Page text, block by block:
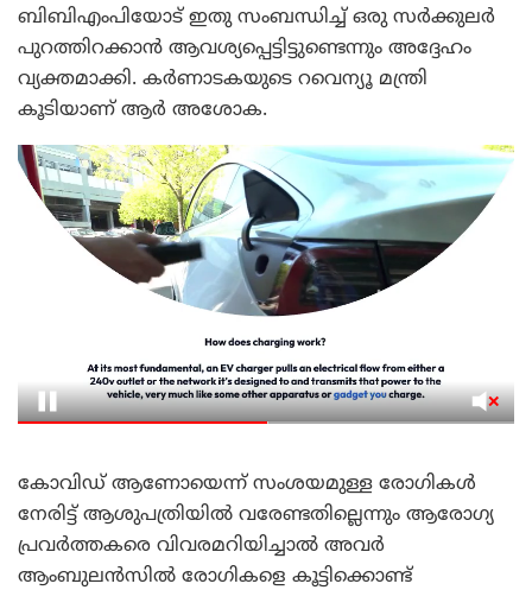
ബിബിഎംപിയോട് ഇതു സംബന്ധിച്ച് ഒരു സർക്കുലർ
പുറത്തിറക്കാൻ ആവശ്യപ്പെട്ടിട്ടുണ്ടെന്നും അദ്ദേഹം
വ്യക്തമാക്കി. കർണാടകയുടെ റവെന്യൂ മന്ത്രി
കൂടിയാണ് ആർ അശോക.
കോവിഡ് ആണോയെന്ന് സംശയമുള്ള രോഗികൾ
നേരിട്ട് ആശുപത്രിയിൽ വരേണ്ടതില്ലെന്നും ആരോഗ്യ
പ്രവർത്തകരെ വിവരമറിയിച്ചാൽ അവർ
ആംബുലൻസിൽ രോഗികളെ കൂട്ടിക്കൊണ്ട്